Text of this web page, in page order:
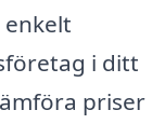
i ditt
priser